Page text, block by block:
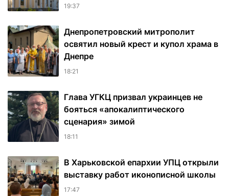
19:37
Днепропетровский митрополит
освятил новый крест и купол храма в
Днепре
18:21
Глава УГКЦ призвал украинцев не
бояться «апокалиптического
сценария» зимой
18:11
В Харьковской епархии УПЦ открыли
выставку работ иконописной школы
17:47